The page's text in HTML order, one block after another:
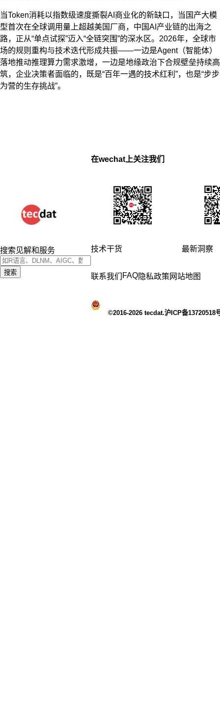
当Token消耗以指数级速度撕裂AI商业化的新缺口，当国产大模
型首次在全球调用量上超越美国厂商，中国AI产业链的出海之
路，正从“单点试探”迈入“全链突围”的深水区。2026年，全球市
场的规则重构与技术迭代形成共振——一边是Agent（智能体）
落地推动推理算力需求激增，一边是地缘政治下合规壁垒持续高
筑，企业决策者面临的，既是“百年一遇的技术红利”，也是“步步
为营的生存挑战”。
搜索见解和服务
搜索
在wechat上关注我们
技术干货 最新洞察
联系我们 FAQ隐私政策 网站地图
©2016-2026 tecdat.沪ICP备13720518